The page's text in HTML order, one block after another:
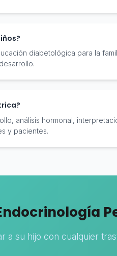
diabetológica para la
análisis hormonal,
y pacientes.
a su hijo con cualquier